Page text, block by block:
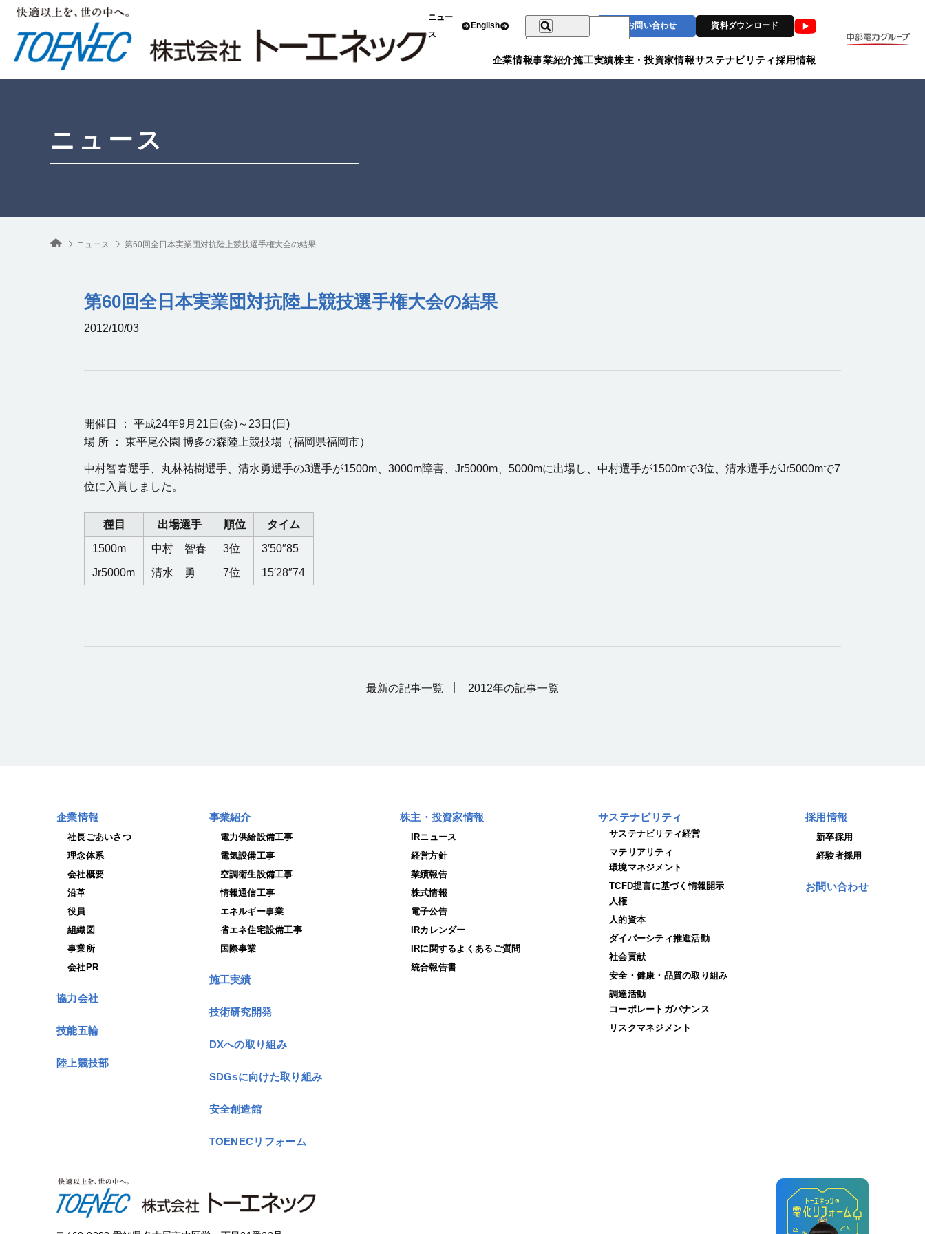
ニュー
ス
English お問い合わせ 資料ダウンロード
企業情報事業紹介施工実績株主・投資家情報サステナビリティ採用情報
ニュース
ニュース 第60回全日本実業団対抗陸上競技選手権大会の結果
第60回全日本実業団対抗陸上競技選手権大会の結果
2012/10/03
開催日 ： 平成24年9月21日(金)～23日(日)
場 所 ： 東平尾公園 博多の森陸上競技場（福岡県福岡市）
中村智春選手、丸林祐樹選手、清水勇選手の3選手が1500m、3000m障害、Jr5000m、5000mに出場し、中村選手が1500mで3位、清水選手がJr5000mで7
位に入賞しました。
種目 出場選手 順位 タイム
1500m 中村 智春 3位 3′50″85
Jr5000m 清水 勇 7位 15′28″74
最新の記事一覧 2012年の記事一覧
企業情報
社長ごあいさつ
理念体系
会社概要
沿革
役員
組織図
事業所
会社PR
協力会社
技能五輪
陸上競技部
事業紹介
電力供給設備工事
電気設備工事
空調衛生設備工事
情報通信工事
エネルギー事業
省エネ住宅設備工事
国際事業
施工実績
技術研究開発
DXへの取り組み
SDGsに向けた取り組み
安全創造館
TOENECリフォーム
株主・投資家情報
IRニュース
経営方針
業績報告
株式情報
電子公告
IRカレンダー
IRに関するよくあるご質問
統合報告書
サステナビリティ
サステナビリティ経営
マテリアリティ
環境マネジメント
TCFD提言に基づく情報開示
人権
人的資本
ダイバーシティ推進活動
社会貢献
安全・健康・品質の取り組み
調達活動
コーポレートガバナンス
リスクマネジメント
採用情報
新卒採用
経験者採用
お問い合わせ